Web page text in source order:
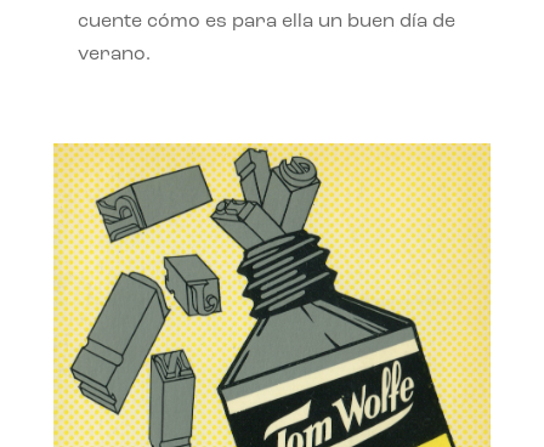
cuente cómo es para ella un buen día de
verano.